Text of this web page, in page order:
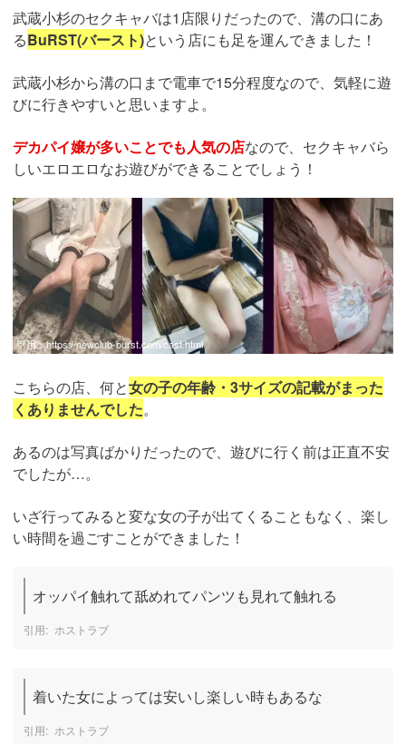
武蔵小杉のセクキャバは1店限りだったので、溝の口にあ
るBuRST(バースト)という店にも足を運んできました！
武蔵小杉から溝の口まで電車で15分程度なので、気軽に遊
びに行きやすいと思いますよ。
デカパイ嬢が多いことでも人気の店なので、セクキャバら
しいエロエロなお遊びができることでしょう！
引用：https://newclub-burst.com/cast.html
こちらの店、何と女の子の年齢・3サイズの記載がまった
くありませんでした。
あるのは写真ばかりだったので、遊びに行く前は正直不安
でしたが…。
いざ行ってみると変な女の子が出てくることもなく、楽し
い時間を過ごすことができました！
オッパイ触れて舐めれてパンツも見れて触れる
ホストラブ
着いた女によっては安いし楽しい時もあるな
ホストラブ